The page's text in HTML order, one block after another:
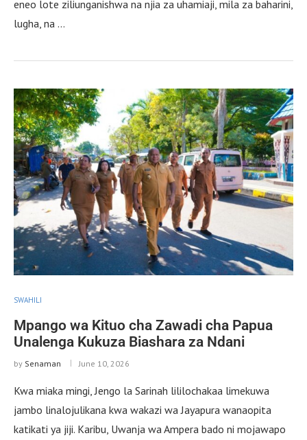
eneo lote ziliunganishwa na njia za uhamiaji, mila za baharini,
lugha, na …
SWAHILI
Mpango wa Kituo cha Zawadi cha Papua
Unalenga Kukuza Biashara za Ndani
by Senaman June 10, 2026
Kwa miaka mingi, Jengo la Sarinah lililochakaa limekuwa
jambo linalojulikana kwa wakazi wa Jayapura wanaopita
katikati ya jiji. Karibu, Uwanja wa Ampera bado ni mojawapo